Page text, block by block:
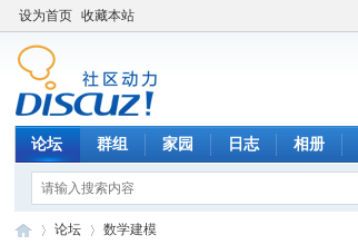
设为首页 收藏本站
论坛 群组 家园 日志 相册
论坛 数学建模